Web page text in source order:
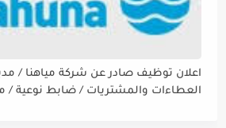
اعلان توظيف صادر عن شركة مياهنا /
العطاءات والمشتريات / ضابط نوعية /